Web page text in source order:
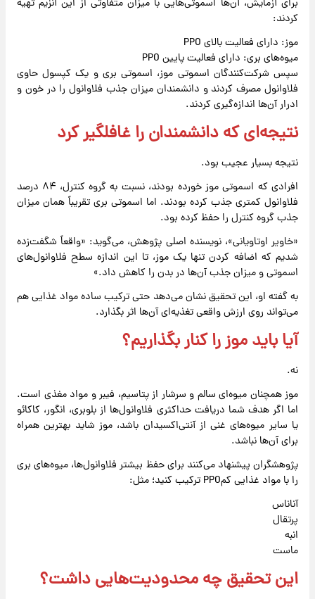
برای آزمایش، آن‌ها اسموتی‌هایی با میزان متفاوتی از این آنزیم تهیه
کردند:
موز: دارای فعالیت بالای PPO
میوه‌های بری: دارای فعالیت پایین PPO
سپس شرکت‌کنندگان اسموتی موز، اسموتی بری و یک کپسول حاوی
فلاوانول مصرف کردند و دانشمندان میزان جذب فلاوانول را در خون و
ادرار آن‌ها اندازه‌گیری کردند.
نتیجه‌ای که دانشمندان را غافلگیر کرد
نتیجه بسیار عجیب بود.
افرادی که اسموتی موز خورده بودند، نسبت به گروه کنترل، ۸۴ درصد
فلاوانول کمتری جذب کرده بودند. اما اسموتی بری تقریباً همان میزان
جذب گروه کنترل را حفظ کرده بود.
«خاویر اوتاویانی»، نویسنده اصلی پژوهش، می‌گوید: «واقعاً شگفت‌زده
شدیم که اضافه کردن تنها یک موز، تا این اندازه سطح فلاوانول‌های
اسموتی و میزان جذب آن‌ها در بدن را کاهش داد.»
به گفته او، این تحقیق نشان می‌دهد حتی ترکیب ساده مواد غذایی هم
می‌تواند روی ارزش واقعی تغذیه‌ای آن‌ها اثر بگذارد.
آیا باید موز را کنار بگذاریم؟
نه.
موز همچنان میوه‌ای سالم و سرشار از پتاسیم، فیبر و مواد مغذی است.
اما اگر هدف شما دریافت حداکثری فلاوانول‌ها از بلوبری، انگور، کاکائو
یا سایر میوه‌های غنی از آنتی‌اکسیدان باشد، موز شاید بهترین همراه
برای آن‌ها نباشد.
پژوهشگران پیشنهاد می‌کنند برای حفظ بیشتر فلاوانول‌ها، میوه‌های بری
را با مواد غذایی کم‌PPO ترکیب کنید؛ مثل:
آناناس
پرتقال
انبه
ماست
این تحقیق چه محدودیت‌هایی داشت؟